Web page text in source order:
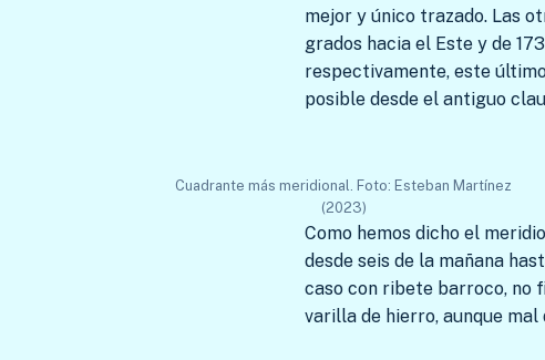
mejor y único trazado. Las
grados hacia el Este y de
respectivamente, este
posible desde el antiguo
Cuadrante más meridional. Foto: Esteban Martínez
(2023)
Como hemos dicho el
desde seis de la mañana
caso con ribete barroco, no
varilla de hierro, aunque mal